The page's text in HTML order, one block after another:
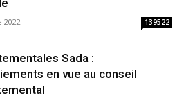
2022 139522
Sada :
en vue au conseil